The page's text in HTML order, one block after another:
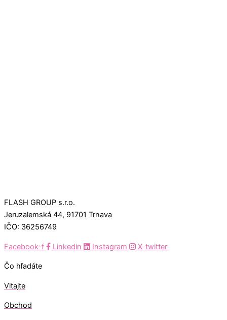
FLASH GROUP s.r.o.
Jeruzalemská 44, 91701 Trnava
IČO: 36256749
Facebook-f Linkedin Instagram X-twitter
Čo hľadáte
Vitajte
Obchod